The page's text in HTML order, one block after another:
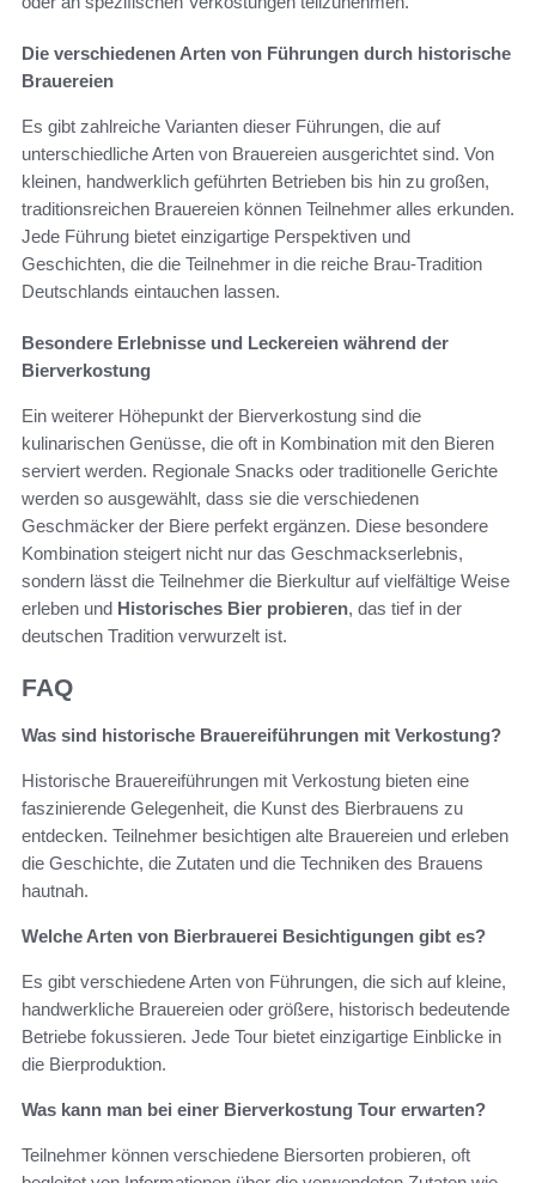
Die verschiedenen Arten von Führungen durch historische
Brauereien
Es gibt zahlreiche Varianten dieser Führungen, die auf
unterschiedliche Arten von Brauereien ausgerichtet sind. Von
kleinen, handwerklich geführten Betrieben bis hin zu großen,
traditionsreichen Brauereien können Teilnehmer alles erkunden.
Jede Führung bietet einzigartige Perspektiven und
Geschichten, die die Teilnehmer in die reiche Brau-Tradition
Deutschlands eintauchen lassen.
Besondere Erlebnisse und Leckereien während der
Bierverkostung
Ein weiterer Höhepunkt der Bierverkostung sind die
kulinarischen Genüsse, die oft in Kombination mit den Bieren
serviert werden. Regionale Snacks oder traditionelle Gerichte
werden so ausgewählt, dass sie die verschiedenen
Geschmäcker der Biere perfekt ergänzen. Diese besondere
Kombination steigert nicht nur das Geschmackserlebnis,
sondern lässt die Teilnehmer die Bierkultur auf vielfältige Weise
erleben und Historisches Bier probieren, das tief in der
deutschen Tradition verwurzelt ist.
FAQ
Was sind historische Brauereiführungen mit Verkostung?
Historische Brauereiführungen mit Verkostung bieten eine
faszinierende Gelegenheit, die Kunst des Bierbrauens zu
entdecken. Teilnehmer besichtigen alte Brauereien und erleben
die Geschichte, die Zutaten und die Techniken des Brauens
hautnah.
Welche Arten von Bierbrauerei Besichtigungen gibt es?
Es gibt verschiedene Arten von Führungen, die sich auf kleine,
handwerkliche Brauereien oder größere, historisch bedeutende
Betriebe fokussieren. Jede Tour bietet einzigartige Einblicke in
die Bierproduktion.
Was kann man bei einer Bierverkostung Tour erwarten?
Teilnehmer können verschiedene Biersorten probieren, oft